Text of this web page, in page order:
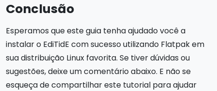
Conclusão
Esperamos que este guia tenha ajudado você a
instalar o EdiTidE com sucesso utilizando Flatpak em
sua distribuição Linux favorita. Se tiver dúvidas ou
sugestões, deixe um comentário abaixo. E não se
esqueça de compartilhar este tutorial para ajudar